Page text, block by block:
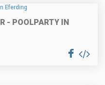
- POOLPARTY IN